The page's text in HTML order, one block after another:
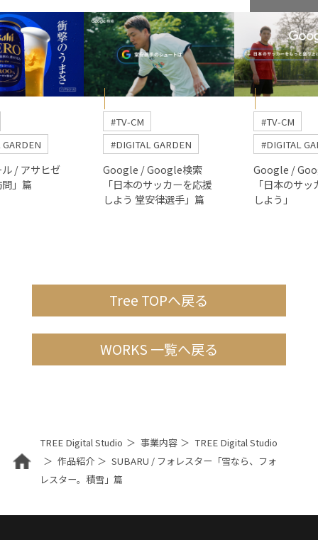
/ アサヒゼ
」篇
#TV-CM
#DIGITAL GARDEN
Google / Google検索
「日本のサッカーを応援
しよう 堂安律選手」篇
#TV-CM
#DIGITAL
Google /
「日本のサ
しよう」
Tree TOPへ戻る
WORKS 一覧へ戻る
TREE Digital Studio 事業内容
TREE Digital Studio
作品紹介
SUBARU / フォレスター「雪なら、フォ
レスター。積雪」篇